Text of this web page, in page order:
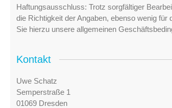
Haftungsausschluss: Trotz sorgfältiger
die Richtigkeit der Angaben, ebenso wenig
Sie hierzu unsere allgemeinen
Kontakt
Uwe Schatz
Semperstraße 1
01069 Dresden